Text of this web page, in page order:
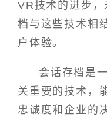
VR技术的进步
档与这些技术相
户体验。
会话存档是
关重要的技术，
忠诚度和企业的